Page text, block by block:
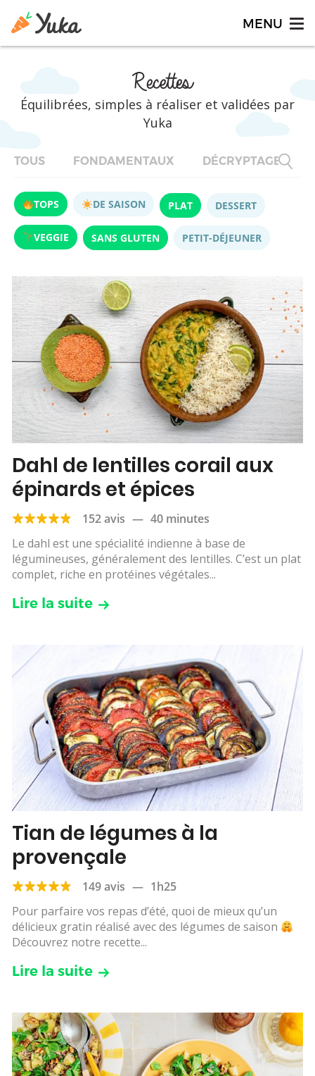
Recettes
Équilibrées, simples à réaliser et validées par
Yuka
TOUS FONDAMENTAUX DÉCRYPTAGES
TOPS DE SAISON PLAT DESSERT
VEGGIE SANS GLUTEN PETIT-DÉJEUNER
Dahl de lentilles corail aux
épinards et épices
152 avis — 40 minutes
Le dahl est une spécialité indienne à base de
légumineuses, généralement des lentilles. C’est un plat
complet, riche en protéines végétales...
Lire la suite
Tian de légumes à la
provençale
149 avis — 1h25
Pour parfaire vos repas d’été, quoi de mieux qu’un
délicieux gratin réalisé avec des légumes de saison
Découvrez notre recette...
Lire la suite